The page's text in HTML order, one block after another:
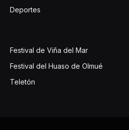
Deportes
Festival de Viña del Mar
Festival del Huaso de Olmué
Teletón